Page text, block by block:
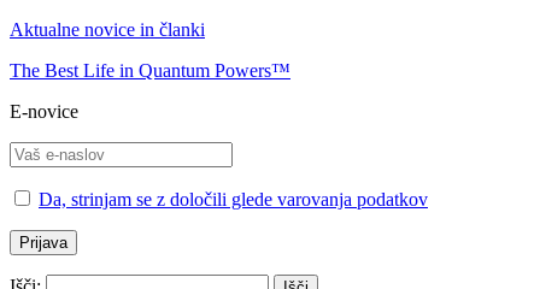
Aktualne novice in članki
The Best Life in Quantum Powers™
E-novice
Da, strinjam se z določili glede varovanja podatkov